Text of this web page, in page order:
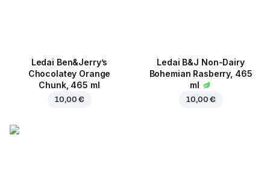
Ledai Ben&Jerry’s
Chocolatey Orange
Chunk, 465 ml
10,00 €
Ledai B&J Non-Dairy
Bohemian Rasberry, 465
ml
10,00 €